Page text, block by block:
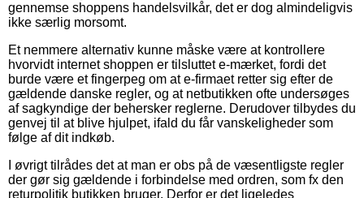
gennemse shoppens handelsvilkår, det er dog almindeligvis
ikke særlig morsomt.
Et nemmere alternativ kunne måske være at kontrollere
hvorvidt internet shoppen er tilsluttet e-mærket, fordi det
burde være et fingerpeg om at e-firmaet retter sig efter de
gældende danske regler, og at netbutikken ofte undersøges
af sagkyndige der behersker reglerne. Derudover tilbydes du
genvej til at blive hjulpet, ifald du får vanskeligheder som
følge af dit indkøb.
I øvrigt tilrådes det at man er obs på de væsentligste regler
der gør sig gældende i forbindelse med ordren, som fx den
returpolitik butikken bruger. Derfor er det ligeledes